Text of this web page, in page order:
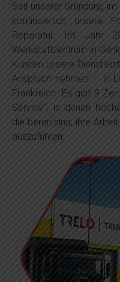
Seit unserer Gründung
kontinuierlich unsere
Reparatur. Im Jahr
Werkstattzentrum in
Kunden unsere
Anspruch nehmen – in
Frankreich. Es gibt 9
Service“, in denen
die bereit sind, ihre
auszuführen.